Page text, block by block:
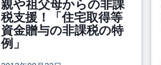
親や祖父母からの非課
税支援！「住宅取得等
資金贈与の非課税の特
例」